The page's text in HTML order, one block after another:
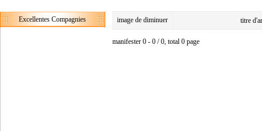
Excellentes Compagnies image de diminuer titre
manifester 0 - 0 / 0, total 0 page